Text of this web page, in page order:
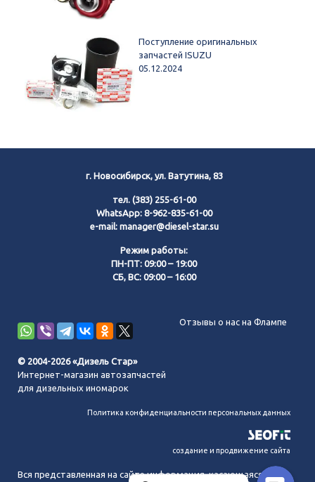
Поступление оригинальных
запчастей ISUZU
05.12.2024
г. Новосибирск, ул. Ватутина, 83
тел. (383) 255-61-00
WhatsApp: 8-962-835-61-00
e-mail: manager@diesel-star.su
Режим работы:
ПН-ПТ: 09:00 – 19:00
СБ, ВС: 09:00 – 16:00
Отзывы о нас на Флампе
© 2004-2026 «Дизель Стар»
Интернет-магазин автозапчастей
для дизельных иномарок
Политика конфиденциальности персональных данных
создание и продвижение сайта
Вся представленная на сайте информация, касающаяся